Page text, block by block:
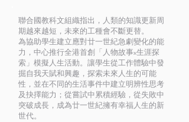
聯合國教科文組織指出，人類的知識更新周
期越來越短，未來的工種會不斷更替。
為協助學生建立應對廿一世紀急劇變化的能
力，中心推行全港首創「人物故事x生涯探
索」模擬人生活動。讓學生從工作體驗中發
掘自我天賦和興趣，探索未來人生的可能
性，並在不同的生活事件中建立明辨性思考
及抉擇能力；從嘗試中累積經驗，從失敗中
突破成長，成為廿一世紀擁有幸福人生的新
世代。